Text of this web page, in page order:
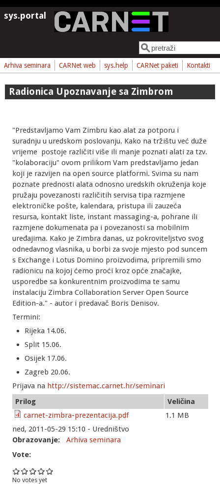
Skoči na glavni sadržaj
sys.portal
Obrazac pretrage
Pretraga
Arhiva seminara CARNet web sys.help CARNet paketi Kontakti
Radionica Upoznavanje sa Zimbrom
"Predstavljamo Vam Zimbru kao alat za potporu i
suradnju u uredskom poslovanju. Kako na tržištu već duže
vrijeme postoje različiti više ili manje poznati alati za tzv.
"kolaboraciju" ovom prilikom Vam predstavljamo jedan
koji je razvijen na open source platformi. Svima su nam
poznate prednosti alata odnosno uredskih okruženja koje
pružaju povezanosti različitih servisa tipa razmjene
elektroničke pošte, kalendara, pristupa ili zauzeća
resursa, kontakt liste, instant massaging-a, pohrane ili
razmjene dokumenata pa i povezanosti sa mobilnim
uređajima. Kako je Zimbra danas, uz pokroviteljstvo svog
odnedavnog vlasnika, u borbi za svoje mjesto pod suncem
s Exchange i Lotus Domino proizvodima, pripremili smo
radionicu na kojoj ćemo proći kroz opće značajke,
usporedbe sa konkurentnim proizvodima te samu
instalaciju Zimbra Collaboration Server Open Source
Edition-a." - autor i predavač Boris Denisov.
Termini:
Rijeka 14.06.
Split 15.06.
Osijek 17.06.
Zagreb 20.06.
Prijava na http://sistemac.carnet.hr/seminari
Prilog
Veličina
carnet-zimbra-prezentacija.pdf
1.1 MB
ned, 2011-05-29 15:10 - Uredništvo
Obrazovanje:
Arhiva seminara
Vote:
No votes yet